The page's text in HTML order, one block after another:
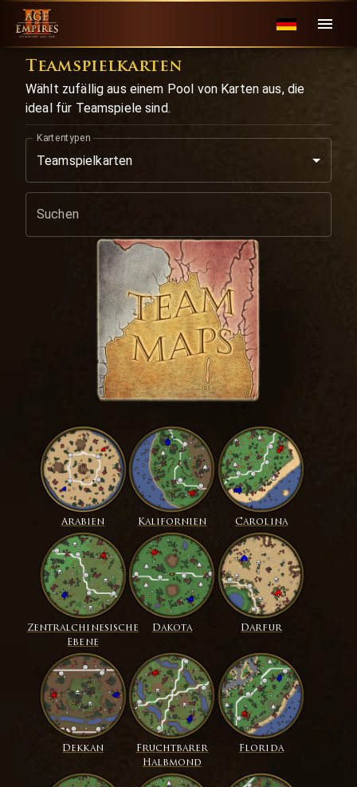
Teamspielkarten
Wählt zufällig aus einem Pool von Karten aus, die
ideal für Teamspiele sind.
Kartentypen
Teamspielkarten
Suchen
Arabien Kalifornien Carolina
Zentralchinesische
Ebene
Dakota Darfur
Dekkan
Fruchtbarer
Halbmond
Florida